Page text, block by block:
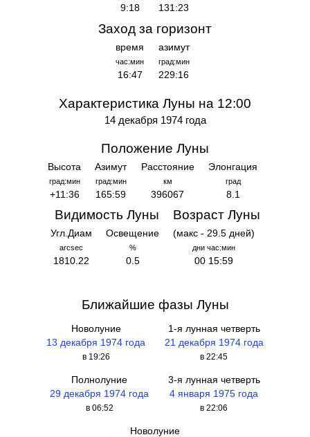
9:18 131:23
Заход за горизонт
время
час:мин
16:47
азимут
град:мин
229:16
Характеристика Луны на 12:00
14 декабря 1974 года
Положение Луны
Высота
град:мин
+11:36
Азимут
град:мин
165:59
Расстояние
км
396067
Элонгация
град
8.1
Видимость Луны
Угл.Диам
arcsec
1810.22
Освещение
%
0.5
Возраст Луны
(макс - 29.5 дней)
дни час:мин
00 15:59
Ближайшие фазы Луны
Новолуние
13 декабря 1974 года
в 19:26
1-я лунная четверть
21 декабря 1974 года
в 22:45
Полнолуние
29 декабря 1974 года
в 06:52
3-я лунная четверть
4 января 1975 года
в 22:06
Новолуние